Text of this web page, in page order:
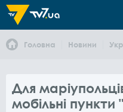
Головна Новини
Для
мобільні